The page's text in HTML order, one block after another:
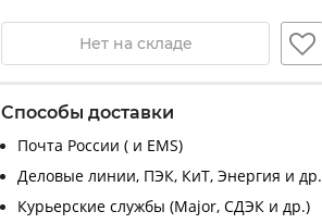
Нет на складе
Способы доставки
Почта России ( и EMS)
Деловые линии, ПЭК, КиТ, Энергия и др.
Курьерские службы (Major, СДЭК и др.)